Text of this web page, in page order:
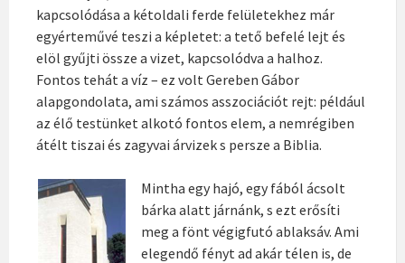
kapcsolódása a kétoldali ferde felületekhez már
egyérteművé teszi a képletet: a tető befelé lejt és
elöl gyűjti össze a vizet, kapcsolódva a halhoz.
Fontos tehát a víz – ez volt Gereben Gábor
alapgondolata, ami számos asszociációt rejt: például
az élő testünket alkotó fontos elem, a nemrégiben
átélt tiszai és zagyvai árvizek s persze a Biblia.
Mintha egy hajó, egy fából ácsolt
bárka alatt járnánk, s ezt erősíti
meg a fönt végigfutó ablaksáv. Ami
elegendő fényt ad akár télen is, de